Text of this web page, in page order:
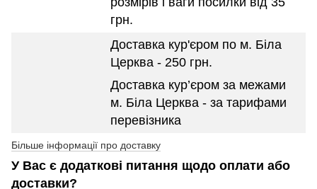
грн.
Доставка кур'єром по м. Біла
Церква - 250 грн.
Доставка кур’єром за межами
м. Біла Церква - за тарифами
перевізника
Більше інформації про доставку
У Вас є додаткові питання щодо оплати або
доставки?